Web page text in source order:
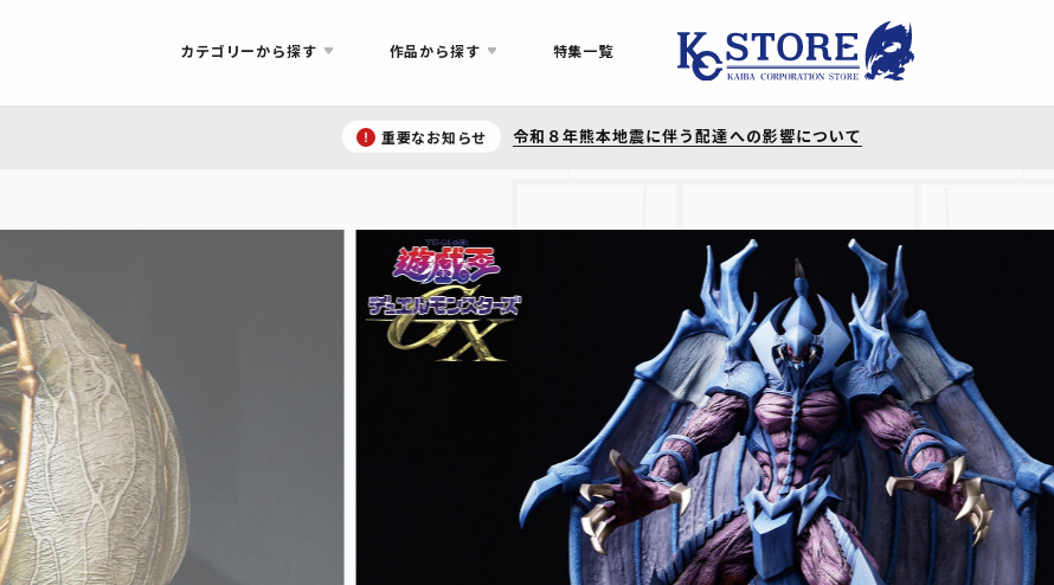
カテゴリーから探す 作品から探す 特集一覧
重要なお知らせ
令和８年熊本地震に伴う配達への影響について
令和８年熊本地震に伴う配達への影響について